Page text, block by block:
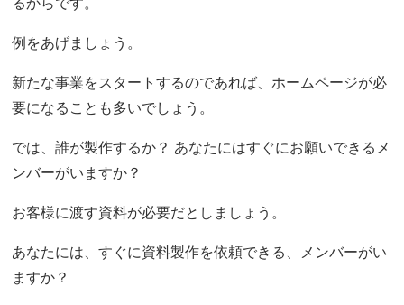
るからです。
例をあげましょう。
新たな事業をスタートするのであれば、ホームページが必
要になることも多いでしょう。
では、誰が製作するか？ あなたにはすぐにお願いできるメ
ンバーがいますか？
お客様に渡す資料が必要だとしましょう。
あなたには、すぐに資料製作を依頼できる、メンバーがい
ますか？